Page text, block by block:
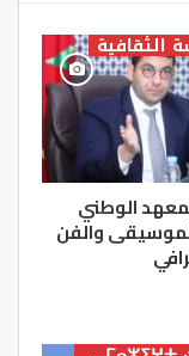
الثقافية
الوطني
والفن